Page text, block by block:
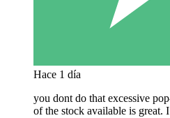
Hace 1 día
you dont do that excessive
of the stock available is great.